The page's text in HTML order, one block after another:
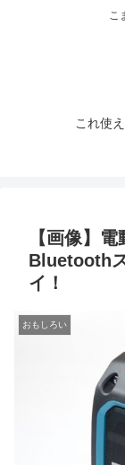
こ
これ使え
【画像】
Bluetooth
イ！
おもしろい